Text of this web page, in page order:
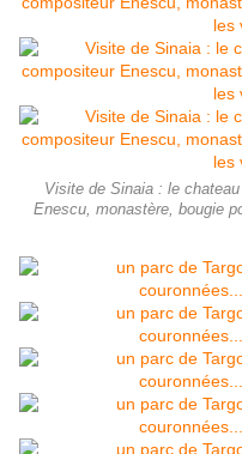
Visite de Sinaia : le
Enescu, monastère, bougie